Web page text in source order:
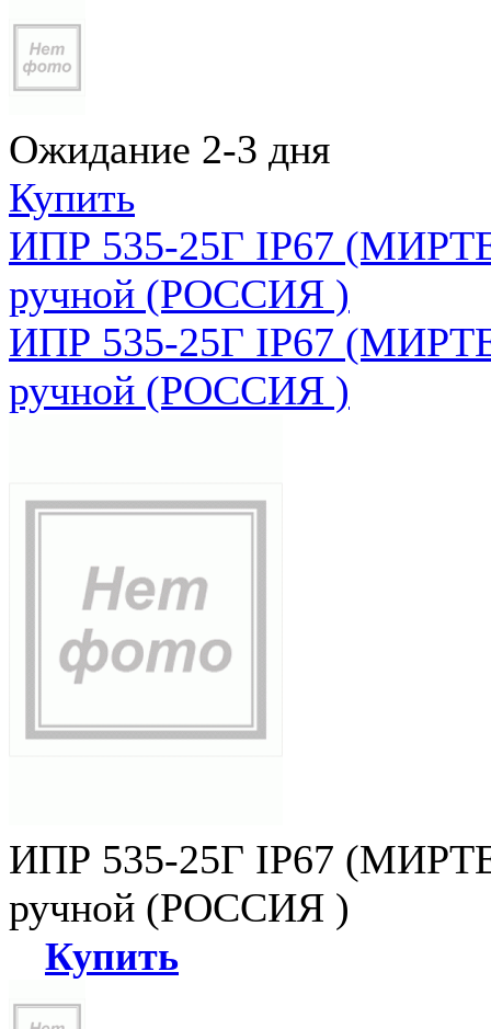
Ожидание 2-3 дня
Купить
ИПР 535-25Г IP67
ручной (РОССИЯ )
ИПР 535-25Г IP67
ручной (РОССИЯ )
ИПР 535-25Г IP67
ручной (РОССИЯ )
Купить